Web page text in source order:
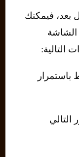
بعد، فيمكنك
الشاشة
التالية: